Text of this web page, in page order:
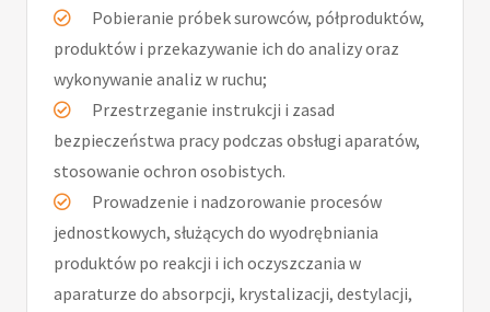
Pobieranie próbek surowców, półproduktów,
produktów i przekazywanie ich do analizy oraz
wykonywanie analiz w ruchu;
Przestrzeganie instrukcji i zasad
bezpieczeństwa pracy podczas obsługi aparatów,
stosowanie ochron osobistych.
Prowadzenie i nadzorowanie procesów
jednostkowych, służących do wyodrębniania
produktów po reakcji i ich oczyszczania w
aparaturze do absorpcji, krystalizacji, destylacji,